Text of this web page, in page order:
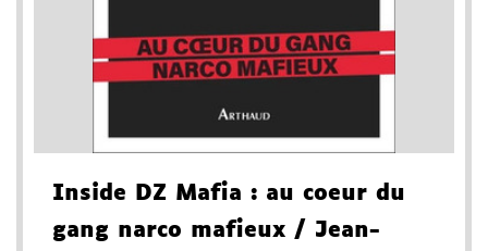
Inside DZ Mafia : au coeur du
gang narco mafieux / Jean-